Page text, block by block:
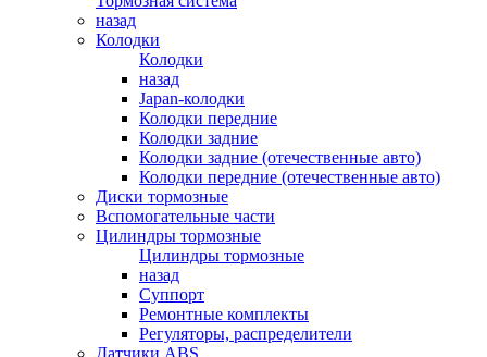
назад
Колодки
Колодки
назад
Japan-колодки
Колодки передние
Колодки задние
Колодки задние (отечественные авто)
Колодки передние (отечественные авто)
Диски тормозные
Вспомогательные части
Цилиндры тормозные
Цилиндры тормозные
назад
Суппорт
Ремонтные комплекты
Регуляторы, распределители
Датчики ABS